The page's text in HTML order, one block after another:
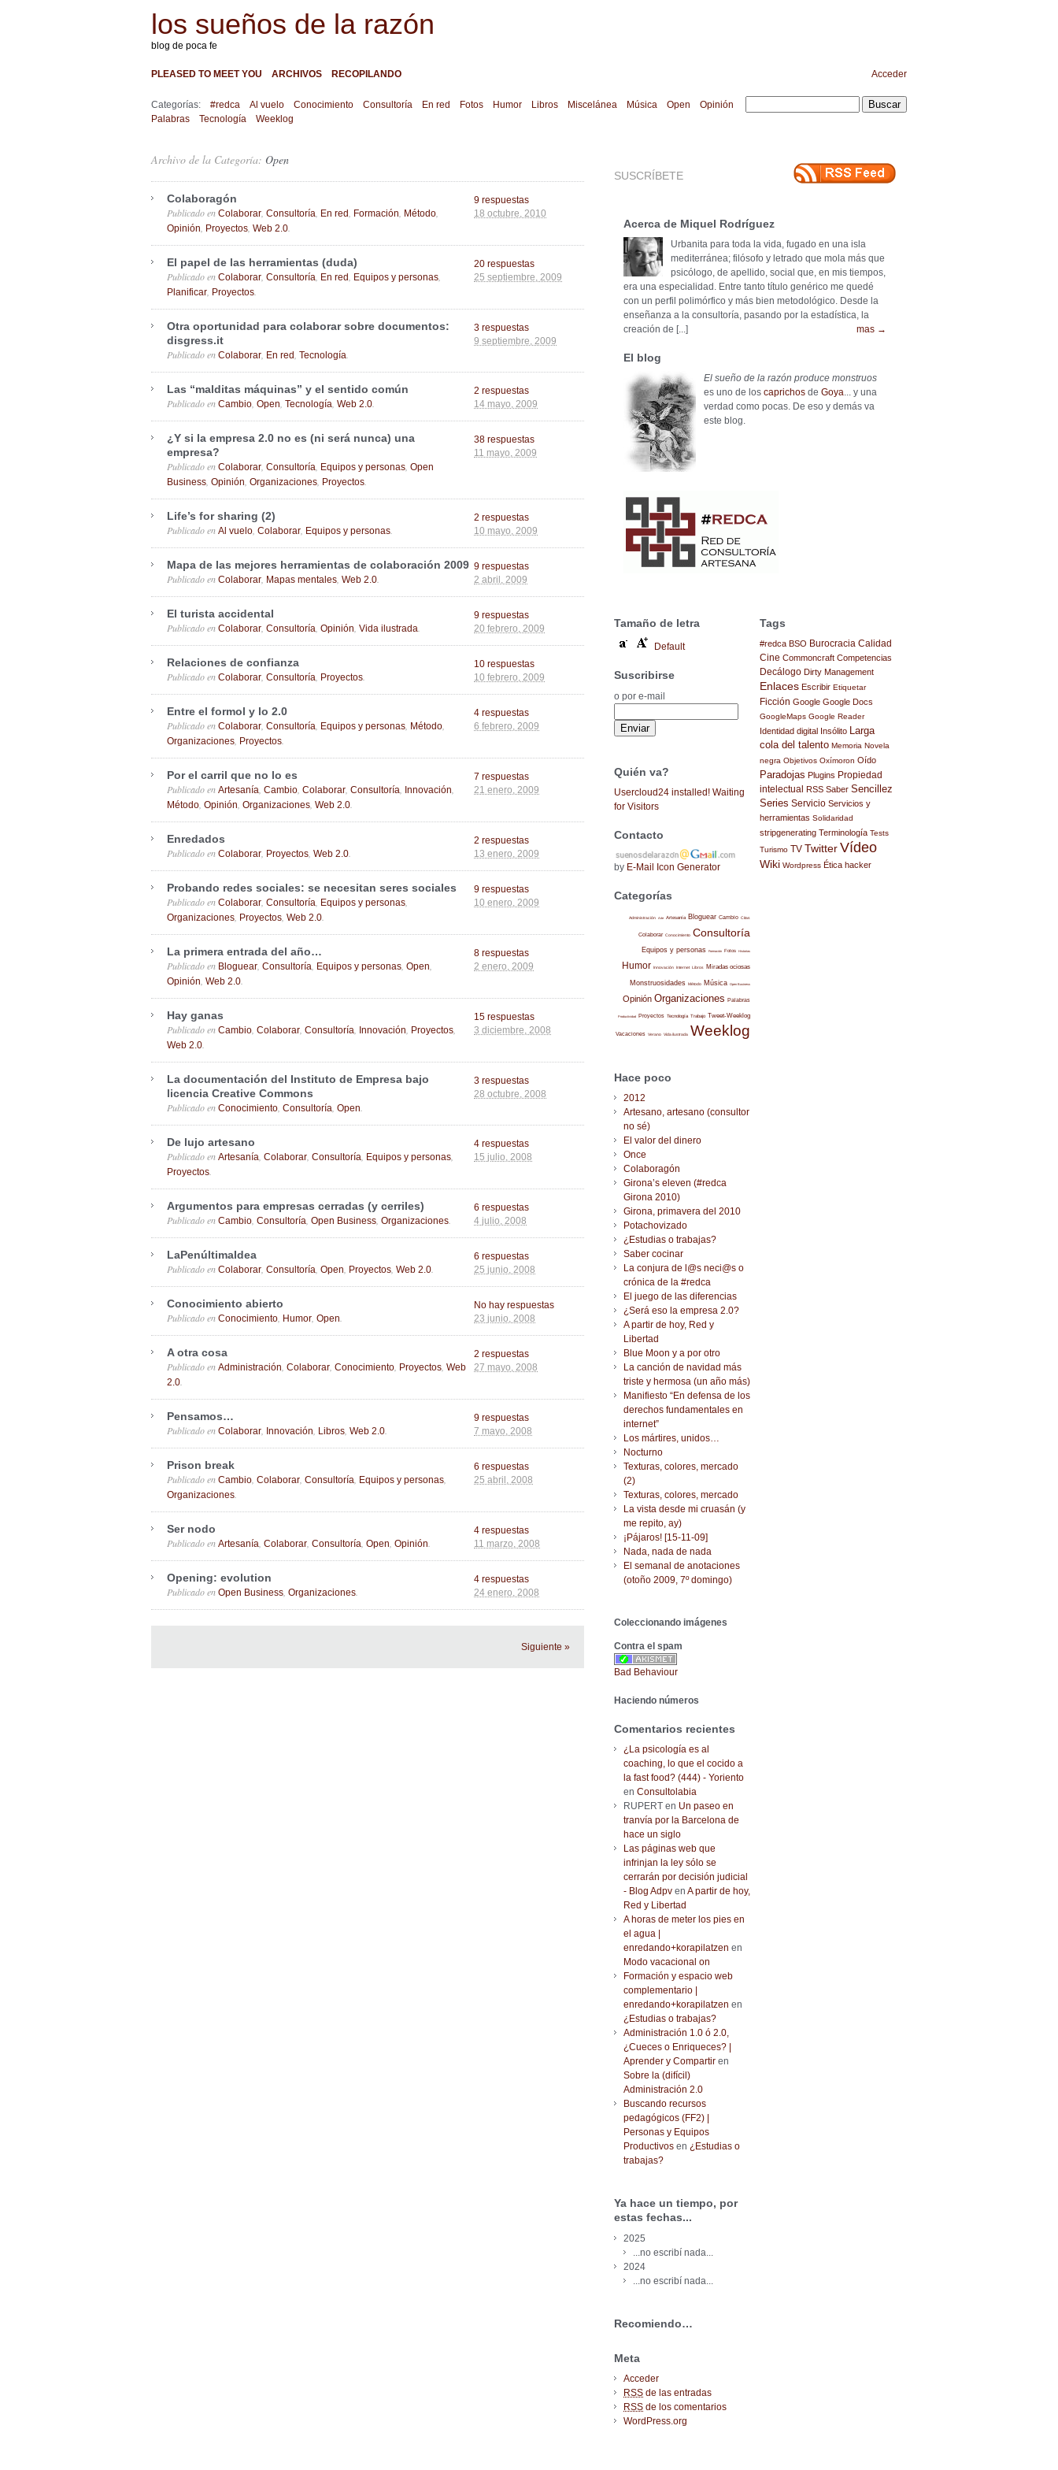
los sueños de la razón
blog de poca fe
PLEASED TO MEET YOU ARCHIVOS RECOPILANDO Acceder
Categorías: #redca Al vuelo Conocimiento Consultoría En red Fotos Humor Libros Miscelánea Música Open
Opinión
Palabras
Tecnología Weeklog
Archivo de la Categoría: Open
Colaboragón
18 octubre, 2010
Publicado en Colaborar Consultoría En red Formación Método
Opinión Proyectos Web 2.0
9 respuestas
El papel de las herramientas (duda)
25 septiembre, 2009
Publicado en Colaborar Consultoría En red Equipos y personas
Planificar Proyectos
20 respuestas
Otra oportunidad para colaborar sobre documentos:
disgress.it
9 septiembre, 2009
Publicado en Colaborar En red Tecnología
3 respuestas
Las “malditas máquinas” y el sentido común
14 mayo, 2009
Publicado en Cambio Open Tecnología Web 2.0
2 respuestas
¿Y si la empresa 2.0 no es (ni será nunca) una
empresa?
11 mayo, 2009
Publicado en Colaborar Consultoría Equipos y personas Open
Business Opinión Organizaciones Proyectos
38 respuestas
Life’s for sharing (2)
10 mayo, 2009
Publicado en Al vuelo Colaborar Equipos y personas
2 respuestas
Mapa de las mejores herramientas de colaboración 2009
2 abril, 2009
Publicado en Colaborar Mapas mentales Web 2.0
9 respuestas
El turista accidental
20 febrero, 2009
Publicado en Colaborar Consultoría Opinión Vida ilustrada
9 respuestas
Relaciones de confianza
10 febrero, 2009
Publicado en Colaborar Consultoría Proyectos
10 respuestas
Entre el formol y lo 2.0
6 febrero, 2009
Publicado en Colaborar Consultoría Equipos y personas Método
Organizaciones Proyectos
4 respuestas
Por el carril que no lo es
21 enero, 2009
Publicado en Artesanía Cambio Colaborar Consultoría Innovación
Método Opinión Organizaciones Web 2.0
7 respuestas
Enredados
13 enero, 2009
Publicado en Colaborar Proyectos Web 2.0
2 respuestas
Probando redes sociales: se necesitan seres sociales
10 enero, 2009
Publicado en Colaborar Consultoría Equipos y personas
Organizaciones Proyectos Web 2.0
9 respuestas
La primera entrada del año…
2 enero, 2009
Publicado en Bloguear Consultoría Equipos y personas Open
Opinión Web 2.0
8 respuestas
Hay ganas
3 diciembre, 2008
Publicado en Cambio Colaborar Consultoría Innovación Proyectos
Web 2.0
15 respuestas
La documentación del Instituto de Empresa bajo
licencia Creative Commons
28 octubre, 2008
Publicado en Conocimiento Consultoría Open
3 respuestas
De lujo artesano
15 julio, 2008
Publicado en Artesanía Colaborar Consultoría Equipos y personas
Proyectos
4 respuestas
Argumentos para empresas cerradas (y cerriles)
4 julio, 2008
Publicado en Cambio Consultoría Open Business Organizaciones
6 respuestas
LaPenúltimaIdea
25 junio, 2008
Publicado en Colaborar Consultoría Open Proyectos Web 2.0
6 respuestas
Conocimiento abierto
23 junio, 2008
Publicado en Conocimiento Humor Open
No hay respuestas
A otra cosa
27 mayo, 2008
Publicado en Administración Colaborar Conocimiento Proyectos Web
2.0
2 respuestas
Pensamos…
7 mayo, 2008
Publicado en Colaborar Innovación Libros Web 2.0
9 respuestas
Prison break
25 abril, 2008
Publicado en Cambio Colaborar Consultoría Equipos y personas
Organizaciones
6 respuestas
Ser nodo
11 marzo, 2008
Publicado en Artesanía Colaborar Consultoría Open Opinión
4 respuestas
Opening: evolution
24 enero, 2008
Publicado en Open Business Organizaciones
4 respuestas
Siguiente »
SUSCRÍBETE
Acerca de Miquel Rodríguez
Urbanita para toda la vida, fugado en una isla
mediterránea; filósofo y letrado que mola más que
psicólogo, de apellido, social que, en mis tiempos,
era una especialidad. Entre tanto título genérico me quedé
con un perfil polimórfico y más bien metodológico. Desde la
enseñanza a la consultoría, pasando por la estadística, la
creación de [...]
mas →
El blog
El sueño de la razón produce monstruos
es uno de los caprichos de Goya... y una
verdad como pocas. De eso y demás va
este blog.
Tamaño de letra
Default
Suscribirse
o por e-mail
Quién va?
Usercloud24 installed! Waiting
for Visitors
Contacto
by E-Mail Icon Generator
Categorías
Administración Arte Artesanía Bloguear Cambio Citas
Colaborar Conocimiento Consultoría
Equipos y personas Formación Fotos Historias
Humor Innovación Internet Libros Miradas ociosas
Monstruosidades Método Música Open Business
Opinión Organizaciones Palabras
Productividad Proyectos Tecnología Trabajo Tweet-Weeklog
Vacaciones Verano Vida ilustrada Weeklog
Hace poco
2012
Artesano, artesano (consultor
no sé)
El valor del dinero
Once
Colaboragón
Girona’s eleven (#redca
Girona 2010)
Girona, primavera del 2010
Potachovizado
¿Estudias o trabajas?
Saber cocinar
La conjura de l@s neci@s o
crónica de la #redca
El juego de las diferencias
¿Será eso la empresa 2.0?
A partir de hoy, Red y
Libertad
Blue Moon y a por otro
La canción de navidad más
triste y hermosa (un año más)
Manifiesto “En defensa de los
derechos fundamentales en
internet”
Los mártires, unidos…
Nocturno
Texturas, colores, mercado
(2)
Texturas, colores, mercado
La vista desde mi cruasán (y
me repito, ay)
¡Pájaros! [15-11-09]
Nada, nada de nada
El semanal de anotaciones
(otoño 2009, 7º domingo)
Coleccionando imágenes
Contra el spam
Bad Behaviour
Haciendo números
Comentarios recientes
¿La psicología es al
coaching, lo que el cocido a
la fast food? (444) - Yoriento
en Consultolabia
RUPERT en Un paseo en
tranvía por la Barcelona de
hace un siglo
Las páginas web que
infrinjan la ley sólo se
cerrarán por decisión judicial
- Blog Adpv en A partir de hoy,
Red y Libertad
A horas de meter los pies en
el agua |
enredando+korapilatzen en
Modo vacacional on
Formación y espacio web
complementario |
enredando+korapilatzen en
¿Estudias o trabajas?
Administración 1.0 ó 2.0,
¿Cueces o Enriqueces? |
Aprender y Compartir en
Sobre la (difícil)
Administración 2.0
Buscando recursos
pedagógicos (FF2) |
Personas y Equipos
Productivos en ¿Estudias o
trabajas?
Ya hace un tiempo, por
estas fechas...
2025
...no escribí nada...
2024
...no escribí nada...
Recomiendo…
Meta
Acceder
RSS de las entradas
RSS de los comentarios
WordPress.org
Tags
#redca BSO Burocracia Calidad
Cine Commoncraft Competencias
Decálogo Dirty Management
Enlaces Escribir Etiquetar
Ficción Google Google Docs
GoogleMaps Google Reader
Identidad digital Insólito Larga
cola del talento Memoria Novela
negra Objetivos Oxímoron Oído
Paradojas Plugins Propiedad
intelectual
RSS Saber Sencillez
Series Servicio Servicios y
herramientas Solidaridad
stripgenerating Terminología Tests
Turismo TV Twitter Vídeo
Wiki Wordpress Ética hacker